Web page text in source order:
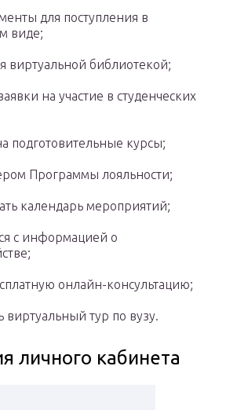
для поступления в
виде;
виртуальной библиотекой;
на участие в студенческих
подготовительные курсы;
Программы лояльности;
календарь мероприятий;
с информацией о
онлайн-консультацию;
виртуальный тур по вузу.
личного кабинета